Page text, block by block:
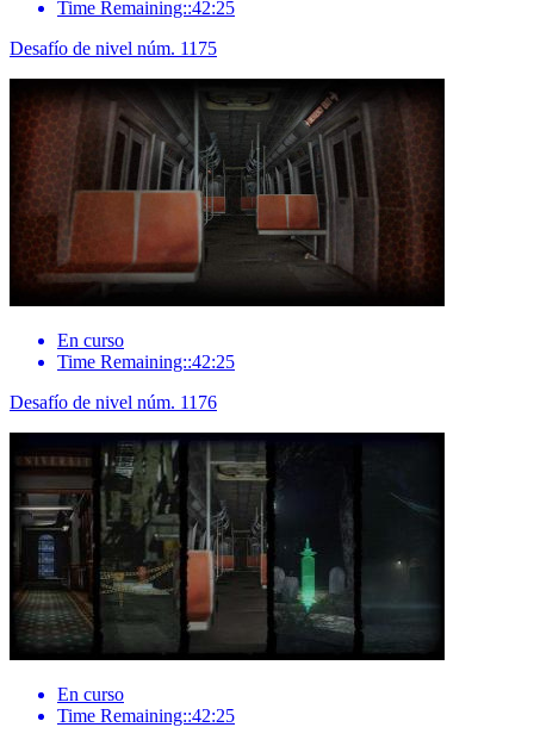
Time Remaining::42:25
Desafío de nivel núm. 1175
En curso
Time Remaining::42:25
Desafío de nivel núm. 1176
En curso
Time Remaining::42:25